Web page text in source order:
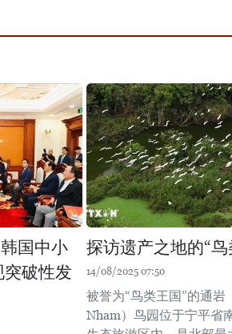
国中小
破性发
探访遗产之地的“鸟
14/08/2025 07:50
被誉为“鸟类王国”的通岩
Nham）鸟园位于宁平省